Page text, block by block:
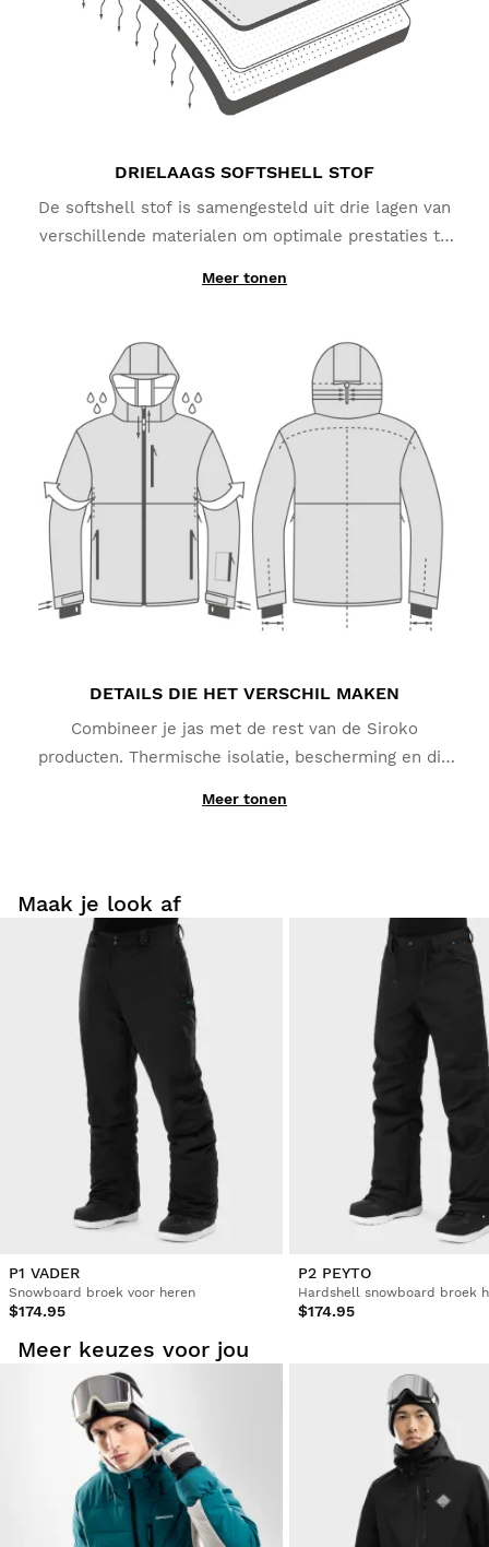
DRIELAAGS SOFTSHELL STOF
De softshell stof is samengesteld uit drie lagen van
verschillende materialen om optimale prestaties te
middelste laag is gemaakt van een TPU-membraan
dat je beschermt tegen de wind en vocht van je
lichaam afvoert. De binnenste laag biedt uitstekende
thermische isolatie dankzij de polyester micro-fleece
stof die helpt de lichaamswarmte vast te houden.
Meer tonen
DETAILS DIE HET VERSCHIL MAKEN
Combineer je jas met de rest van de Siroko
producten. Thermische isolatie, bescherming en die
Meer tonen
Maak je look af
P1 VADER
Snowboard broek voor heren
$174.95
P2 PEYTO
Hardshell snowboard broek
$174.95
Meer keuzes voor jou